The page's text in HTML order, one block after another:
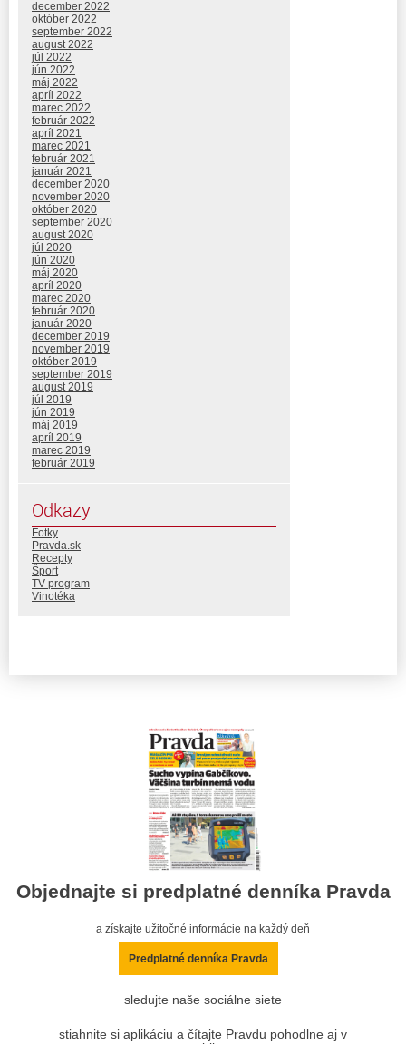
december 2022
október 2022
september 2022
august 2022
júl 2022
jún 2022
máj 2022
apríl 2022
marec 2022
február 2022
apríl 2021
marec 2021
február 2021
január 2021
december 2020
november 2020
október 2020
september 2020
august 2020
júl 2020
jún 2020
máj 2020
apríl 2020
marec 2020
február 2020
január 2020
december 2019
november 2019
október 2019
september 2019
august 2019
júl 2019
jún 2019
máj 2019
apríl 2019
marec 2019
február 2019
Odkazy
Fotky
Pravda.sk
Recepty
Šport
TV program
Vinotéka
Objednajte si predplatné denníka Pravda
a získajte užitočné informácie na každý deň
Predplatné denníka Pravda
sledujte naše sociálne siete
stiahnite si aplikáciu a čítajte Pravdu pohodlne aj v